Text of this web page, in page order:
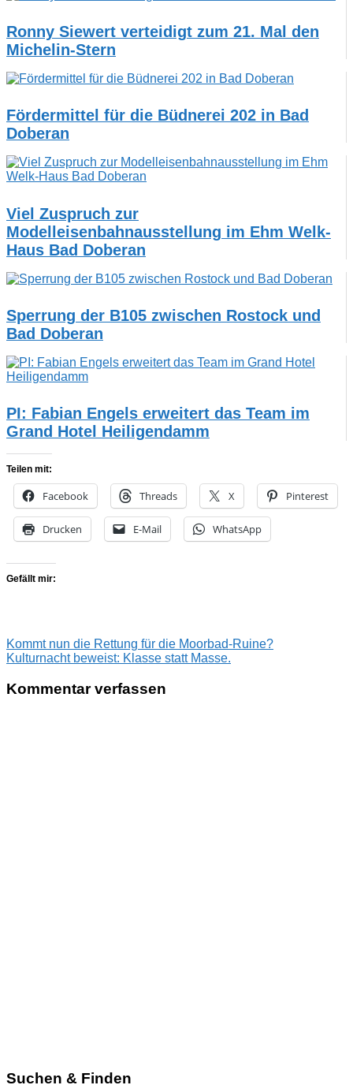
Ronny Siewert verteidigt zum 21. Mal den
Michelin-Stern
Fördermittel für die Büdnerei 202 in Bad
Doberan
Viel Zuspruch zur
Modelleisenbahnausstellung im Ehm Welk-
Haus Bad Doberan
Sperrung der B105 zwischen Rostock und
Bad Doberan
PI: Fabian Engels erweitert das Team im
Grand Hotel Heiligendamm
Teilen mit:
Facebook Threads X Pinterest
Drucken E-Mail WhatsApp
Gefällt mir:
Beitragsnavigation
Vorheriger
Beitrag:
Kommt nun die Rettung für die Moorbad-Ruine?
Nächster
Kulturnacht beweist: Klasse statt Masse.
Kommentar verfassen
Suchen & Finden